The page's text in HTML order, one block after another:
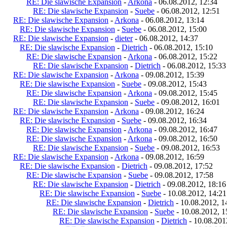
RE: Die slawische Expansion - Arkona - 06.08.2012, 12:34
RE: Die slawische Expansion - Suebe - 06.08.2012, 12:51
RE: Die slawische Expansion - Arkona - 06.08.2012, 13:14
RE: Die slawische Expansion - Suebe - 06.08.2012, 15:00
RE: Die slawische Expansion - dieter- 06.08.2012, 14:37
RE: Die slawische Expansion - Dietrich - 06.08.2012, 15:10
RE: Die slawische Expansion - Arkona - 06.08.2012, 15:22
RE: Die slawische Expansion - Dietrich - 06.08.2012, 15:33
RE: Die slawische Expansion - Arkona - 09.08.2012, 15:39
RE: Die slawische Expansion - Suebe - 09.08.2012, 15:43
RE: Die slawische Expansion - Arkona - 09.08.2012, 15:45
RE: Die slawische Expansion - Suebe - 09.08.2012, 16:01
RE: Die slawische Expansion - Arkona - 09.08.2012, 16:24
RE: Die slawische Expansion - Suebe - 09.08.2012, 16:34
RE: Die slawische Expansion - Arkona - 09.08.2012, 16:47
RE: Die slawische Expansion - Arkona - 09.08.2012, 16:50
RE: Die slawische Expansion - Suebe - 09.08.2012, 16:53
RE: Die slawische Expansion - Arkona - 09.08.2012, 16:59
RE: Die slawische Expansion - Dietrich - 09.08.2012, 17:52
RE: Die slawische Expansion - Suebe - 09.08.2012, 17:58
RE: Die slawische Expansion - Dietrich - 09.08.2012, 18:16
RE: Die slawische Expansion - Suebe - 10.08.2012, 14:21
RE: Die slawische Expansion - Dietrich - 10.08.2012,
RE: Die slawische Expansion - Suebe - 10.08.2012,
RE: Die slawische Expansion - Dietrich -